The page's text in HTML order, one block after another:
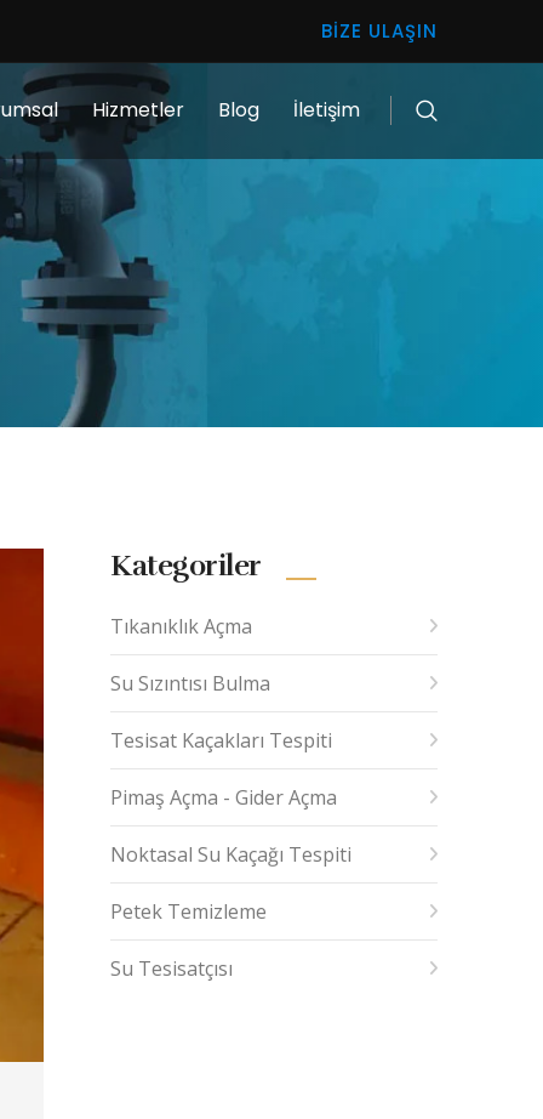
BIZE ULAŞIN
Hizmetler Blog İletişim
Kategoriler
Tıkanıklık Açma
Su Sızıntısı Bulma
Tesisat Kaçakları Tespiti
Pimaş Açma - Gider Açma
Noktasal Su Kaçağı Tespiti
Petek Temizleme
Su Tesisatçısı